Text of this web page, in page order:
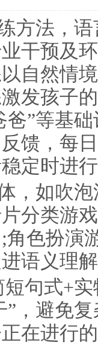
方法，
干预及
自然情
激发孩子
爸”等基
馈，每
定时进
，如吹
分类游
色扮演
语义理
短句式+
”，避免
在进行